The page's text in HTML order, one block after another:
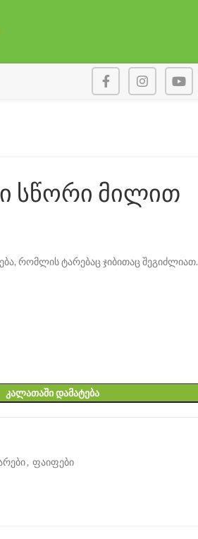
სწორი მილით
რომლის ტარებაც ჯიბითაც შეგიძლიათ.
ᲙᲐᲚᲐᲗᲐᲨᲘ ᲓᲐᲛᲐᲢᲔᲑᲐ
, ფაიფები